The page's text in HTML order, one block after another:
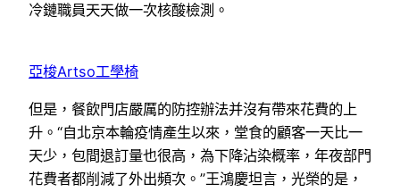
冷鏈職員天天做一次核酸檢測。
亞梭Artso工學椅
但是，餐飲門店嚴厲的防控辦法并沒有帶來花費的上
升。“自北京本輪疫情產生以來，堂食的顧客一天比一
天少，包間退訂量也很高，為下降沾染概率，年夜部門
花費者都削減了外出頻次。”王鴻慶坦言，光榮的是，